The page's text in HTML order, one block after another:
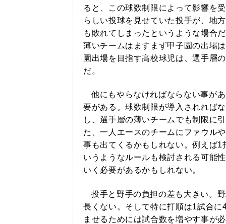
ると、この球数制限によって影響を
らしい投球を見せていた投手が、地
も敗れてしまったというような場合
薄いチームはますまず甲子園の出場
園出場を目指す高校球児は、選手層
だ。
他にもやらなければならない事が
要がある。球数制限が導入されれば
し、選手層の薄いチームでも制限に
た、一人エースのチームにファウル
事も出てくるかもしれない。例えば
いうようなルールも検討される可能
いく必要があるかもしれない。
投手と野手の負担の差も大きい。
長くない。そして特に打順は1試合
ませるためには試合数を増やす事が